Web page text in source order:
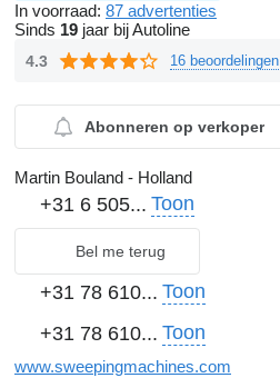
In voorraad: 87 advertenties
Sinds 19 jaar bij Autoline
4.3 16 beoordelingen
Abonneren op verkoper
Martin Bouland - Holland
+31 6 505... Toon
Bel me terug
+31 78 610... Toon
+31 78 610... Toon
www.sweepingmachines.com